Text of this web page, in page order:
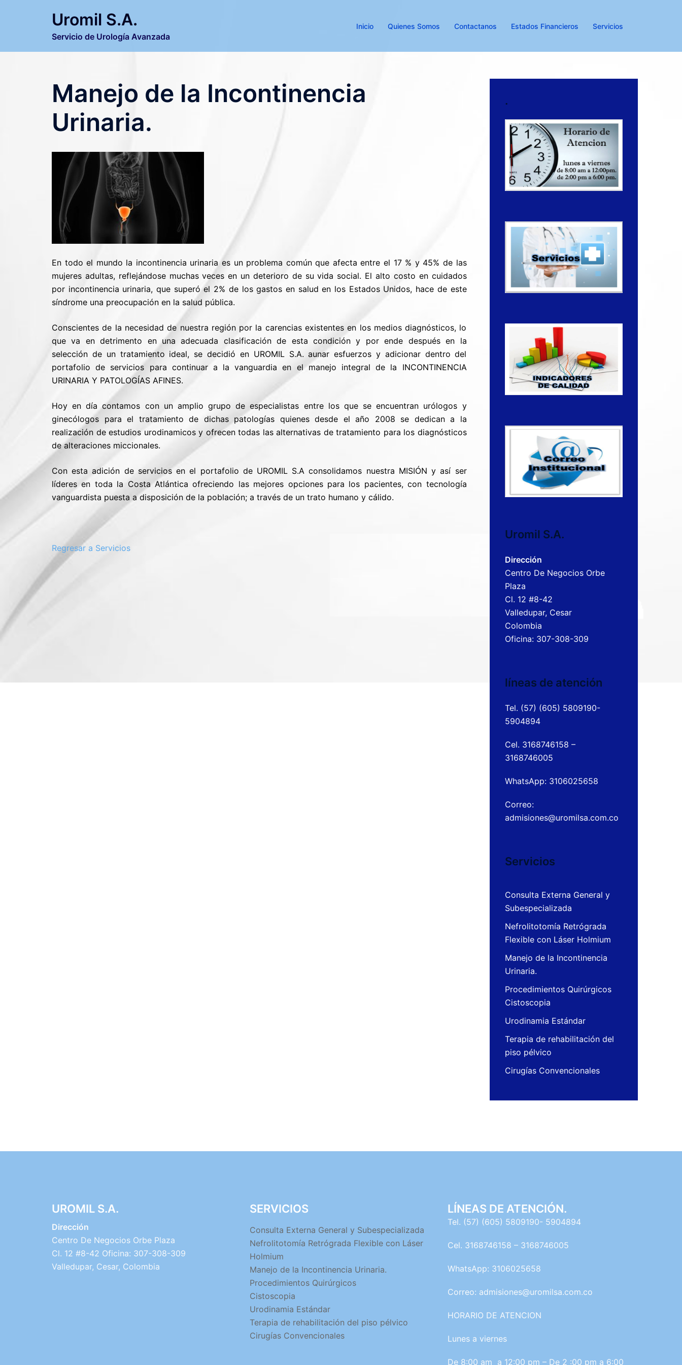
Uromil S.A.
Servicio de Urología Avanzada
Inicio Quienes Somos Contactanos Estados Financieros Servicios
Manejo de la Incontinencia
Urinaria.
En todo el mundo la incontinencia urinaria es un problema común que afecta entre el 17 % y 45% de las
mujeres adultas, reflejándose muchas veces en un deterioro de su vida social. El alto costo en cuidados
por incontinencia urinaria, que superó el 2% de los gastos en salud en los Estados Unidos, hace de este
síndrome una preocupación en la salud pública.
Conscientes de la necesidad de nuestra región por la carencias existentes en los medios diagnósticos, lo
que va en detrimento en una adecuada clasificación de esta condición y por ende después en la
selección de un tratamiento ideal, se decidió en UROMIL S.A. aunar esfuerzos y adicionar dentro del
portafolio de servicios para continuar a la vanguardia en el manejo integral de la INCONTINENCIA
URINARIA Y PATOLOGÍAS AFINES.
Hoy en día contamos con un amplio grupo de especialistas entre los que se encuentran urólogos y
ginecólogos para el tratamiento de dichas patologías quienes desde el año 2008 se dedican a la
realización de estudios urodinamicos y ofrecen todas las alternativas de tratamiento para los diagnósticos
de alteraciones miccionales.
Con esta adición de servicios en el portafolio de UROMIL S.A consolidamos nuestra MISIÓN y así ser
líderes en toda la Costa Atlántica ofreciendo las mejores opciones para los pacientes, con tecnología
vanguardista puesta a disposición de la población; a través de un trato humano y cálido.
Regresar a Servicios
.
Uromil S.A.
Dirección
Centro De Negocios Orbe
Plaza
Cl. 12 #8-42
Valledupar, Cesar
Colombia
Oficina: 307-308-309
líneas de atención
Tel. (57) (605) 5809190-
5904894
Cel. 3168746158 –
3168746005
WhatsApp: 3106025658
Correo:
admisiones@uromilsa.com.co
Servicios
Consulta Externa General y
Subespecializada
Nefrolitotomía Retrógrada
Flexible con Láser Holmium
Manejo de la Incontinencia
Urinaria.
Procedimientos Quirúrgicos
Cistoscopia
Urodinamia Estándar
Terapia de rehabilitación del
piso pélvico
Cirugías Convencionales
UROMIL S.A.
Dirección
Centro De Negocios Orbe Plaza
Cl. 12 #8-42 Oficina: 307-308-309
Valledupar, Cesar, Colombia
SERVICIOS
Consulta Externa General y Subespecializada
Nefrolitotomía Retrógrada Flexible con Láser
Holmium
Manejo de la Incontinencia Urinaria.
Procedimientos Quirúrgicos
Cistoscopia
Urodinamia Estándar
Terapia de rehabilitación del piso pélvico
Cirugías Convencionales
LÍNEAS DE ATENCIÓN.
Tel. (57) (605) 5809190- 5904894
Cel. 3168746158 – 3168746005
WhatsApp: 3106025658
Correo: admisiones@uromilsa.com.co
HORARIO DE ATENCION
Lunes a viernes
De 8:00 am a 12:00 pm – De 2 :00 pm a 6:00